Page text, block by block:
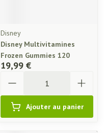
Disney
Disney Multivitamines
Frozen Gummies 120
19,99 €
Ajouter au panier